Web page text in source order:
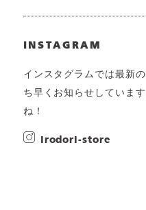
INSTAGRAM
インスタグラムでは最新
ち早くお知らせしていま
ね！
irodori-store